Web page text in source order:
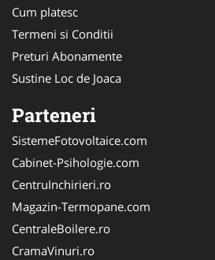
Cum platesc
Termeni si Conditii
Preturi Abonamente
Sustine Loc de Joaca
Parteneri
SistemeFotovoltaice.com
Cabinet-Psihologie.com
CentruInchirieri.ro
Magazin-Termopane.com
CentraleBoilere.ro
CramaVinuri.ro